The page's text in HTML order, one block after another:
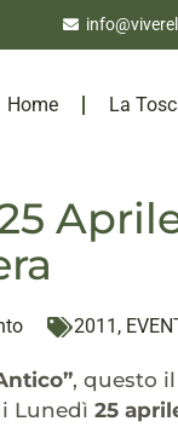
Home La
2011 ,
, questo
Lunedì 25